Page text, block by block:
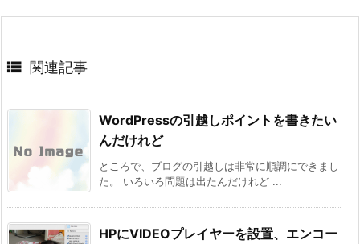
 関連記事
WordPressの引越しポイントを書きたい
んだけれど
ところで、ブログの引越しは非常に順調にできまし
た。 いろいろ問題は出たんだけれど ...
HPにVIDEOプレイヤーを設置、エンコー